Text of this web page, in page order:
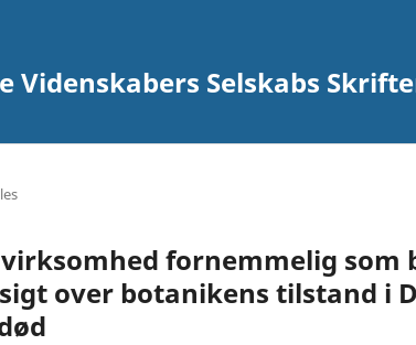
Videnskabers Selskabs
fornemmelig som
over botanikens tilstand i